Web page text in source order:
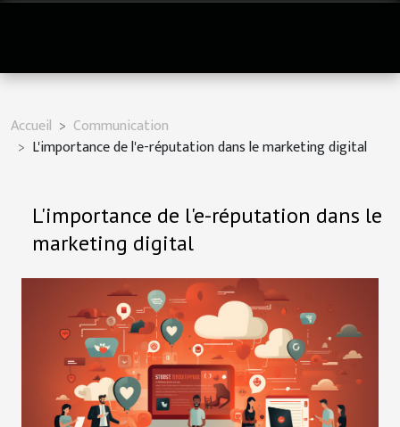
Accueil
Communication
L'importance de l'e-réputation dans le marketing digital
L'importance de l'e-réputation dans le
marketing digital